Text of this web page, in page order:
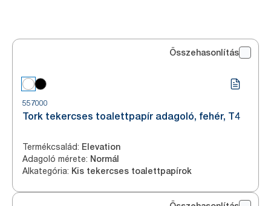
Összehasonlítás
557000
Tork tekercses toalettpapír adagoló, fehér, T4
Termékcsalád: Elevation
Adagoló mérete: Normál
Alkategória: Kis tekercses toalettpapírok